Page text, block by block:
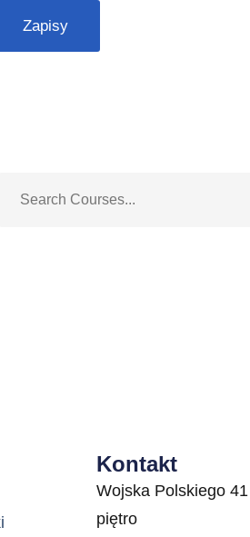
Zapisy
Kontakt
Wojska Polskiego
piętro